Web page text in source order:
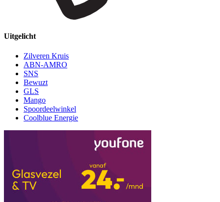
Uitgelicht
Zilveren Kruis
ABN-AMRO
SNS
Bewuzt
GLS
Mango
Spoordeelwinkel
Coolblue Energie